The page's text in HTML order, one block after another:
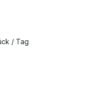
/ Tag